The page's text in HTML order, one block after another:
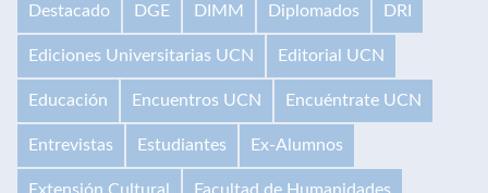
Destacado DGE DIMM Diplomados DRI
Ediciones Universitarias UCN Editorial UCN
Educación Encuentros UCN Encuéntrate UCN
Entrevistas Estudiantes Ex-Alumnos